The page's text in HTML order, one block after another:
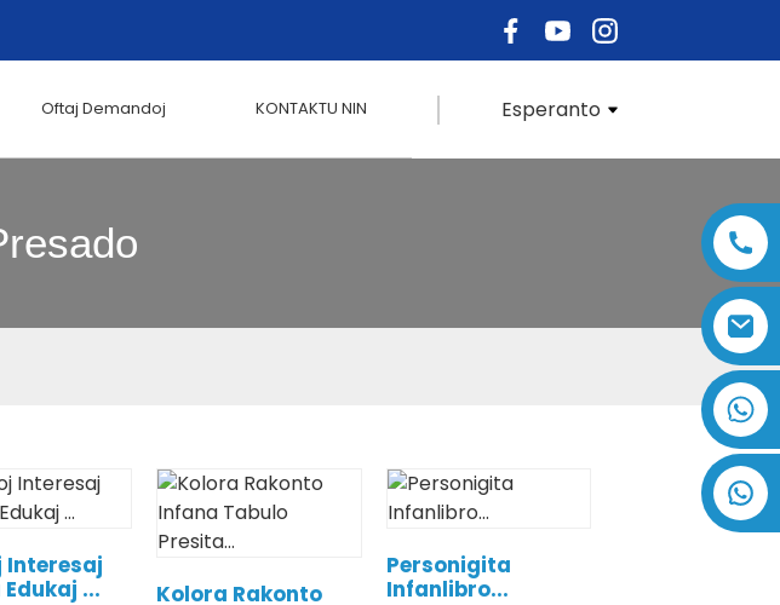
Oftaj Demandoj KONTAKTU NIN Esperanto
Interesaj
...
Kolora Rakonto
Personigita
Infanlibro...